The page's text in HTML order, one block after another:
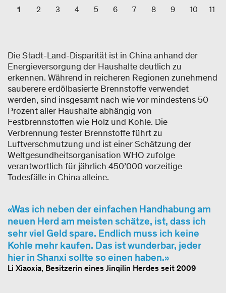
1 2 3 4 5 6 7 8 9 10 11
Die Stadt-Land-Disparität ist in China anhand der
Energieversorgung der Haushalte deutlich zu
erkennen. Während in reicheren Regionen zunehmend
sauberere erdölbasierte Brennstoffe verwendet
werden, sind insgesamt nach wie vor mindestens 50
Prozent aller Haushalte abhängig von
Festbrennstoffen wie Holz und Kohle. Die
Verbrennung fester Brennstoffe führt zu
Luftverschmutzung und ist einer Schätzung der
Weltgesundheitsorganisation WHO zufolge
verantwortlich für jährlich 450’000 vorzeitige
Todesfälle in China alleine.
Was ich neben der einfachen Handhabung am
neuen Herd am meisten schätze, ist, dass ich
sehr viel Geld spare. Endlich muss ich keine
Kohle mehr kaufen. Das ist wunderbar, jeder
hier in Shanxi sollte so einen haben.
Li Xiaoxia, Besitzerin eines Jinqilin Herdes seit 2009